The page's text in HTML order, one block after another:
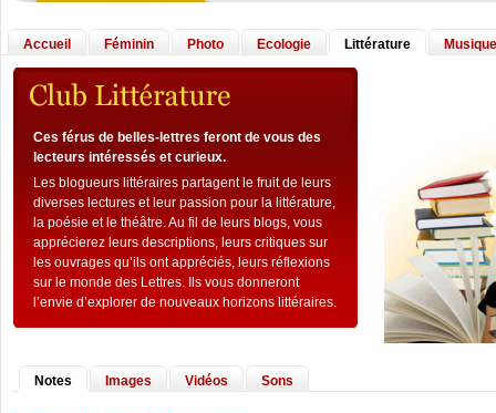
Accueil Féminin Photo Ecologie Littérature Musique
Ces férus de belles-lettres feront de vous des
lecteurs intéressés et curieux.
Les blogueurs littéraires partagent le fruit de leurs
diverses lectures et leur passion pour la littérature,
la poésie et le théâtre. Au fil de leurs blogs, vous
apprécierez leurs descriptions, leurs critiques sur
les ouvrages qu’ils ont appréciés, leurs réflexions
sur le monde des Lettres. Ils vous donneront
l’envie d’explorer de nouveaux horizons littéraires.
Notes Images Vidéos Sons